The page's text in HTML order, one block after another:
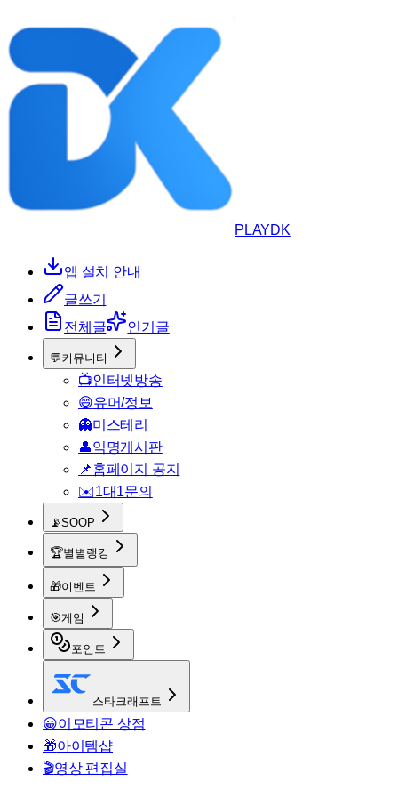
PLAYDK
앱 설치 안내
글쓰기
전체글
인기글
💬커뮤니티
📺인터넷방송
😄유머/정보
👻미스테리
👤익명게시판
📌홈페이지 공지
✉️1대1문의
📡SOOP
🏆별별랭킹
🎁이벤트
🎯게임
포인트
스타크래프트
😀이모티콘 상점
🎁아이템샵
🎬영상 편집실